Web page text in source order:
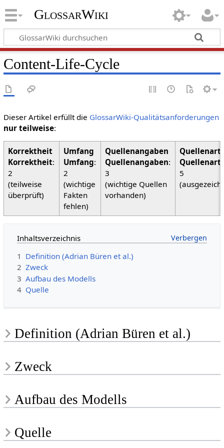
GlossarWiki
Content-Life-Cycle
Dieser Artikel erfüllt die GlossarWiki-Qualitätsanforderungen
nur teilweise:
Korrektheit:
2
(teilweise
überprüft)
Umfang:
2
(wichtige
Fakten
fehlen)
Quellenangaben:
3
(wichtige Quellen
vorhanden)
5
Inhaltsverzeichnis
1 Definition (Adrian Büren et al.)
2 Zweck
3 Aufbau des Modells
4 Quelle
Definition (Adrian Büren et al.)
Zweck
Aufbau des Modells
Quelle